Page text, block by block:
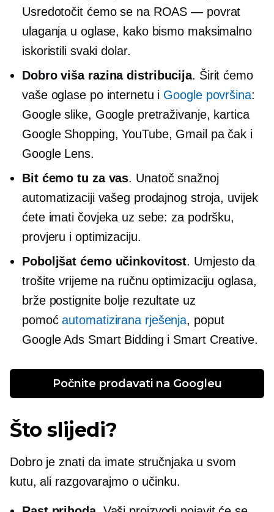
Usredotočit ćemo se na ROAS — povrat
ulaganja u oglase, kako bismo maksimalno
iskoristili svaki dolar.
Dobroviša razinadistribucija. Širit ćemo
vaše oglase po internetu i Google površina:
Google slike, Google pretraživanje, kartica
Google Shopping, YouTube, Gmail pa čak i
Google Lens.
Bit ćemo tu za vas. Unatoč snažnoj
automatizaciji vašeg prodajnog stroja, uvijek
ćete imati čovjeka uz sebe: za podršku,
provjeru i optimizaciju.
Poboljšat ćemo učinkovitost. Umjesto da
trošite vrijeme na ručnu optimizaciju oglasa,
brže postignite bolje rezultate uz
pomoćautomatizirana rješenja, poput
Google Ads Smart Bidding i Smart Creative.
Počnite prodavati na Googleu
Što slijedi?
Dobro je znati da imate stručnjaka u svom
kutu, ali razgovarajmo o učinku.